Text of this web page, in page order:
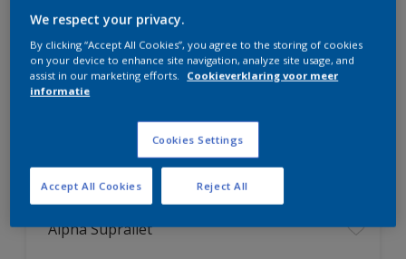
Hoge dekkracht. Klasse 1 volgens
DIN EN 13300
Natte schrobvastheid klasse 1
Alpha Supraliet
We respect your privacy.
By clicking “Accept All Cookies”, you agree to the storing of cookies
on your device to enhance site navigation, analyze site usage, and
assist in our marketing efforts.
Cookieverklaring voor meer
informatie
Cookies Settings
Reject All
Accept All Cookies